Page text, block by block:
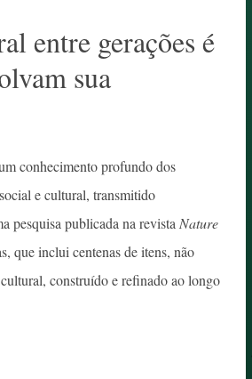
entre gerações é
sua
conhecimento profundo dos
e cultural, transmitido
pesquisa publicada na revista Nature
que inclui centenas de itens, não
construído e refinado ao longo